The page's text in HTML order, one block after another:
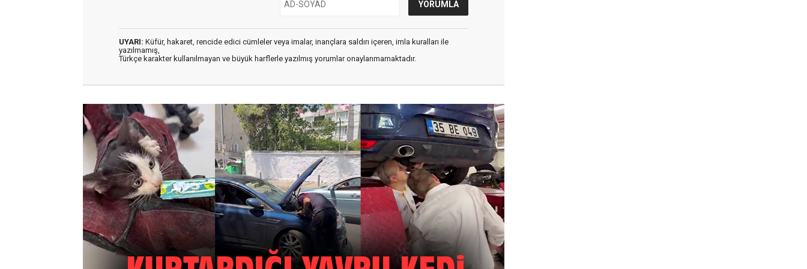
UYARI: Küfür, hakaret, rencide edici cümleler veya imalar, inançlara saldırı içeren, imla kuralları ile
yazılmamış,
Türkçe karakter kullanılmayan ve büyük harflerle yazılmış yorumlar onaylanmamaktadır.